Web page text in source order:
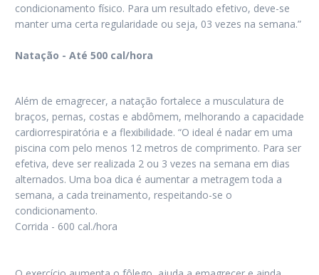
condicionamento físico. Para um resultado efetivo, deve-se
manter uma certa regularidade ou seja, 03 vezes na semana.”
Natação - Até 500 cal/hora
Além de emagrecer, a natação fortalece a musculatura de
braços, pernas, costas e abdômem, melhorando a capacidade
cardiorrespiratória e a flexibilidade. “O ideal é nadar em uma
piscina com pelo menos 12 metros de comprimento. Para ser
efetiva, deve ser realizada 2 ou 3 vezes na semana em dias
alternados. Uma boa dica é aumentar a metragem toda a
semana, a cada treinamento, respeitando-se o
condicionamento.
Corrida - 600 cal./hora